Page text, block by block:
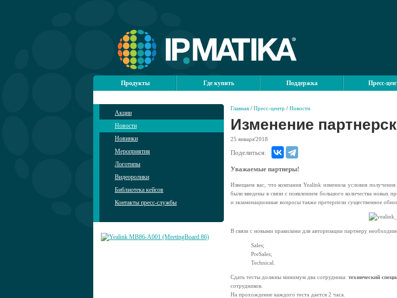
Продукты Где купить Поддержка Пресс-
Акции
Новости
Новинки
Мероприятия
Логотипы
Видеоролики
Библиотека кейсов
Контакты пресс-службы
Главная / Пресс-центр / Новости
Изменение
25 января'2018
Поделиться:
Уважаемые партнеры!
Извещаем вас, что компания Yealink изменила условия
были введены в связи с появлением большого количества
и экзаменационные вопросы также претерпели существенное
В связи с новыми правилами для авторизации партнеру
Sales;
PreSales;
Technical.
Сдать тесты должны минимум два сотрудника: технический
сотрудников.
На прохождение каждого теста дается 2 часа.